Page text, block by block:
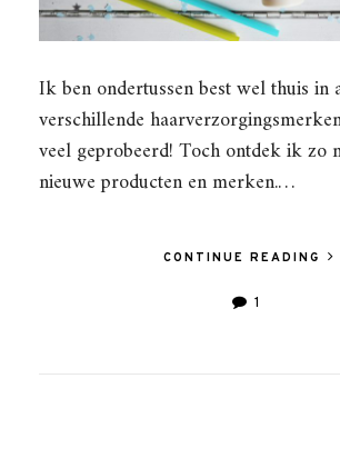
Ik ben ondertussen best wel thuis in
verschillende
veel geprobeerd! Toch ontdek ik zo
nieuwe producten en merken.…
CONTINUE READING
1